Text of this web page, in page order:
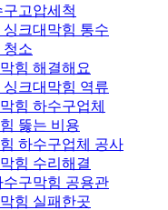
고압세척
크대막힘 통수
청소
힘 해결해요
크대막힘 역류
힘 하수구업체
뚫는 비용
하수구업체 공사
힘 수리해결
구막힘 공용관
힘 실패한곳